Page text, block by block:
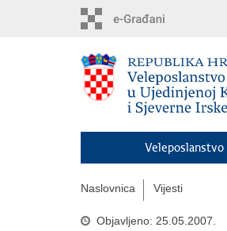
Veleposlanstvo
Naslovnica Vijesti
Objavljeno: 25.05.2007.